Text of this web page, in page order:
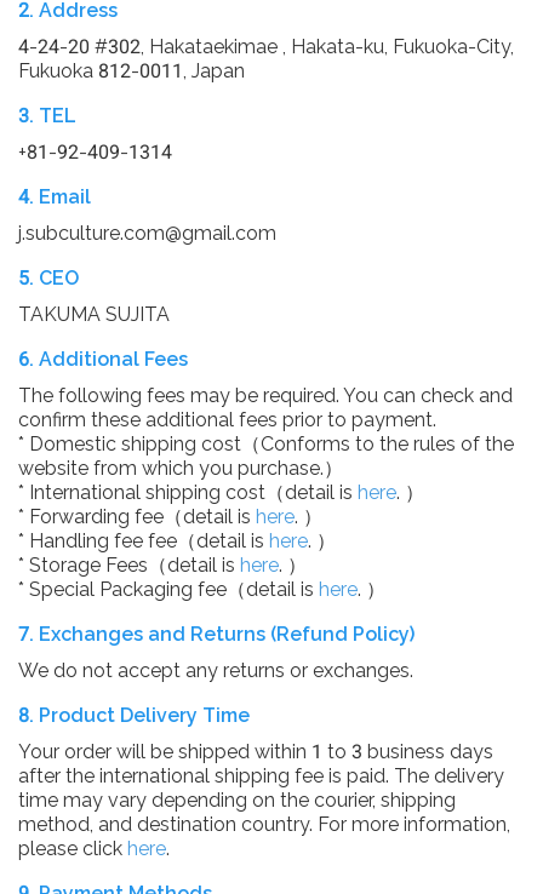
2. Address
4-24-20 #302, Hakataekimae , Hakata-ku, Fukuoka-City,
Fukuoka 812-0011, Japan
3. TEL
+81-92-409-1314
4. Email
j.subculture.com@gmail.com
5. CEO
TAKUMA SUJITA
6. Additional Fees
The following fees may be required. You can check and
confirm these additional fees prior to payment.
* Domestic shipping cost（Conforms to the rules of the
website from which you purchase.）
* International shipping cost（detail is here. ）
* Forwarding fee（detail is here. ）
* Handling fee fee（detail is here. ）
* Storage Fees（detail is here. ）
* Special Packaging fee（detail is here. ）
7. Exchanges and Returns (Refund Policy)
We do not accept any returns or exchanges.
8. Product Delivery Time
Your order will be shipped within 1 to 3 business days
after the international shipping fee is paid. The delivery
time may vary depending on the courier, shipping
method, and destination country. For more information,
please click here.